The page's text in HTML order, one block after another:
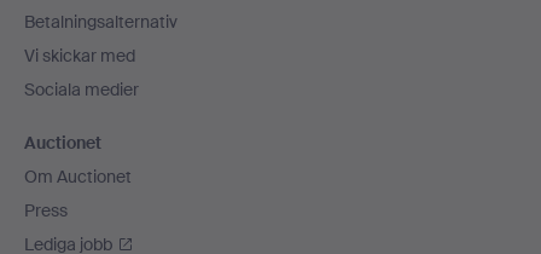
Betalningsalternativ
Vi skickar med
Sociala medier
Auctionet
Om Auctionet
Press
Lediga jobb